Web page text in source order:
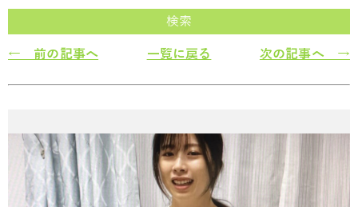
検索
← 前の記事へ 一覧に戻る 次の記事へ →